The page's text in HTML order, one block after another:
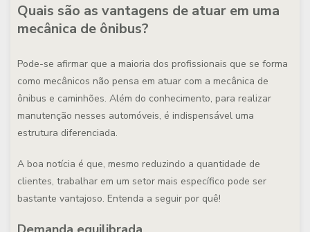
Quais são as vantagens de atuar em uma
mecânica de ônibus?
Pode-se afirmar que a maioria dos profissionais que se forma
como mecânicos não pensa em atuar com a mecânica de
ônibus e caminhões. Além do conhecimento, para realizar
manutenção nesses automóveis, é indispensável uma
estrutura diferenciada.
A boa notícia é que, mesmo reduzindo a quantidade de
clientes, trabalhar em um setor mais específico pode ser
bastante vantajoso. Entenda a seguir por quê!